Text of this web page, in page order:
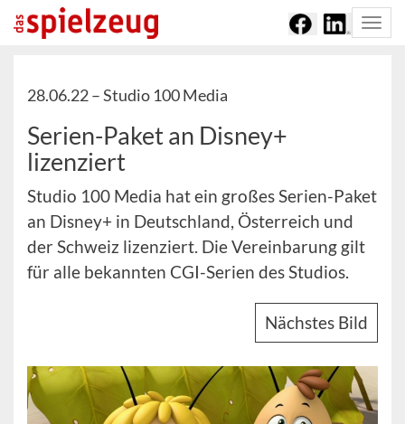
28.06.22 –Studio 100 Media
Serien-Paket an Disney+
lizenziert
Studio 100 Media hat ein großes Serien-Paket
an Disney+ in Deutschland, Österreich und
der Schweiz lizenziert. Die Vereinbarung gilt
für alle bekannten CGI-Serien des Studios.
Nächstes Bild